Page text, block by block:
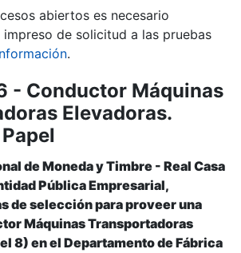
abiertos es necesario
de solicitud a las pruebas
.
- Conductor Máquinas
Elevadoras.
de Moneda y Timbre - Real Casa
Pública Empresarial,
de selección para proveer una
Máquinas Transportadoras
8) en el Departamento de Fábrica